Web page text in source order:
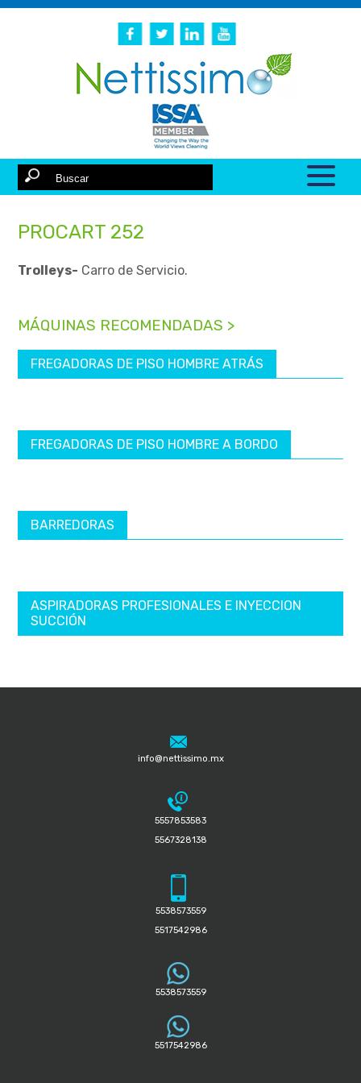
PROCART 252
Trolleys- Carro de Servicio.
MÁQUINAS RECOMENDADAS >
FREGADORAS DE PISO HOMBRE ATRÁS
FREGADORAS DE PISO HOMBRE A BORDO
BARREDORAS
ASPIRADORAS PROFESIONALES E INYECCION
SUCCIÓN
info@nettissimo.mx
5557853583
5567328138
5538573559
5517542986
5538573559
5517542986